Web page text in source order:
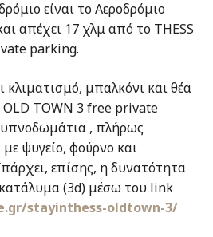
είναι το Αεροδρόμιο
απέχει 17 χλμ από το THESS
parking.
κλιματισμό, μπαλκόνι και θέα
OLD TOWN 3 free private
υπνοδωμάτια , πλήρως
ψυγείο, φούρνο και
επίσης, η δυνατότητα
κατάλυμα (3d) μέσω του link
stayinthess-oldtown-3/